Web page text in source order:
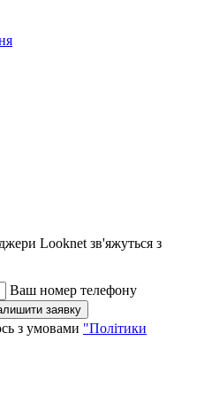
Looknet зв'яжуться з
Ваш номер телефону
заявку
з умовами "Політики